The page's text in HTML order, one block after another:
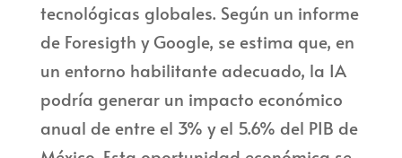
tecnológicas globales. Según un informe
de Foresigth y Google, se estima que, en
un entorno habilitante adecuado, la IA
podría generar un impacto económico
anual de entre el 3% y el 5.6% del PIB de